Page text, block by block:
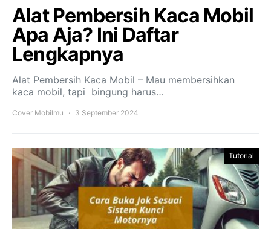
Alat Pembersih Kaca Mobil
Apa Aja? Ini Daftar
Lengkapnya
Alat Pembersih Kaca Mobil – Mau membersihkan
kaca mobil, tapi bingung harus…
Cover Mobilmu 3 September 2024
Tutorial